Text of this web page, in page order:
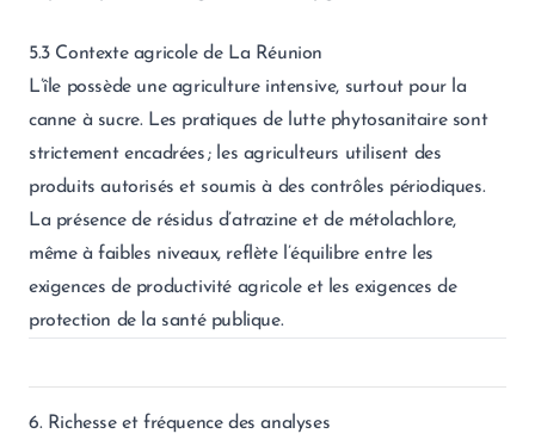
5.3 Contexte agricole de La Réunion
L’île possède une agriculture intensive, surtout pour la
canne à sucre. Les pratiques de lutte phytosanitaire sont
strictement encadrées ; les agriculteurs utilisent des
produits autorisés et soumis à des contrôles périodiques.
La présence de résidus d’atrazine et de métolachlore,
même à faibles niveaux, reflète l’équilibre entre les
exigences de productivité agricole et les exigences de
protection de la santé publique.
6. Richesse et fréquence des analyses